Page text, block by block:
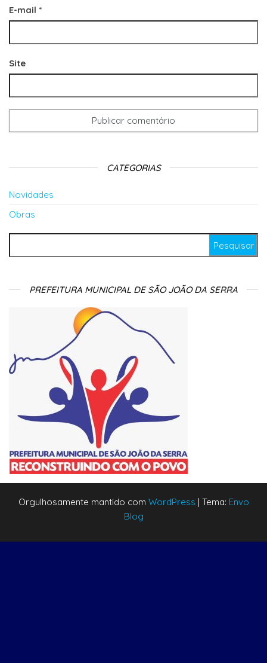
E-mail *
Site
CATEGORIAS
Novidades
Obras
PREFEITURA MUNICIPAL DE SÃO JOÃO DA SERRA
Orgulhosamente mantido com WordPress | Tema: Envo
Blog